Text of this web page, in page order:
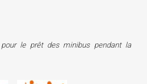
pour le prêt des minibus pendant la